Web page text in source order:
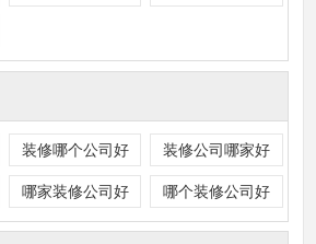
装修哪个公司好 装修公司哪家好
哪家装修公司好 哪个装修公司好